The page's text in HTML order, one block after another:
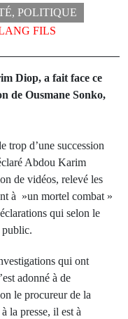
, POLITIQUE
FILS
Diop, a fait face ce
de Ousmane Sonko,
trop d’une succession
Abdou Karim
de vidéos, relevé les
à »un mortel combat »
qui selon le
public.
qui ont
adonné à de
le procureur de la
la presse, il est à